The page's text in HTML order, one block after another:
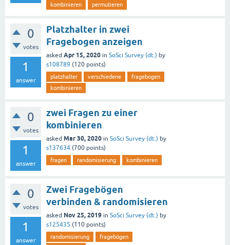
kombinieren permutieren
0
votes
1
answer
Platzhalter in zwei
Fragebogen anzeigen
asked Apr 15, 2020 in SoSci Survey (dt.) by
s108789 (120 points)
platzhalter verschiedene
fragebogen
kombinieren
0
votes
1
answer
zwei Fragen zu einer
kombinieren
asked Mar 30, 2020 in SoSci Survey (dt.) by
s137634 (700 points)
fragen randomisierung kombinieren
0
votes
1
answer
Zwei Fragebögen
verbinden & randomisieren
asked Nov 25, 2019 in SoSci Survey (dt.) by
s125435 (110 points)
randomisierung fragebögen